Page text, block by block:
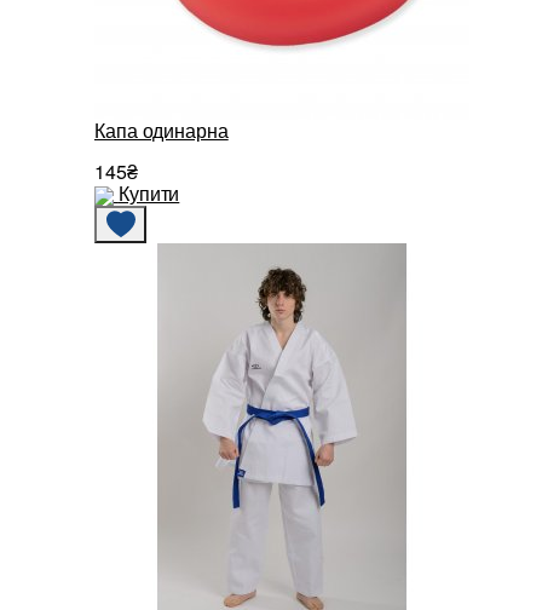
Капа одинарна
145₴
Купити